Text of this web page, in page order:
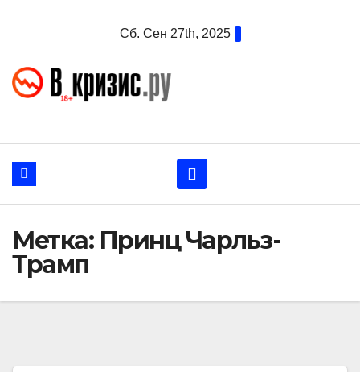
Сб. Сен 27th, 2025
Метка: Принц Чарльз-
Трамп